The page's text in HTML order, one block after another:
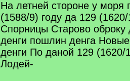
На летней стороне у моря
(1588/9) году да 129
Спорницы Старово оброку
денги пошлин денга
денги По даной 129 (1620/
Лодей-